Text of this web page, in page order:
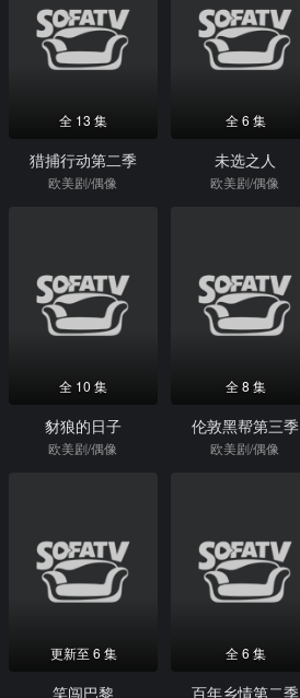
全 13 集
猎捕行动第二季
欧美剧/偶像
全 6 集
未选之人
欧美剧/偶像
全 10 集
豺狼的日子
欧美剧/偶像
全 8 集
伦敦黑帮第三季
欧美剧/偶像
更新至 6 集
笑闯巴黎
全 6 集
百年乡情第二季